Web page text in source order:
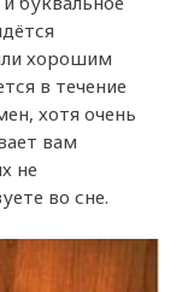
хорошим
в течение
хотя очень
вам
не
во сне.